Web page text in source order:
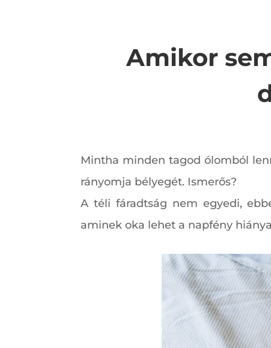
Amikor
Mintha minden tagod ólomból
rányomja bélyegét. Ismerős?
A téli fáradtság nem egyedi,
aminek oka lehet a napfény